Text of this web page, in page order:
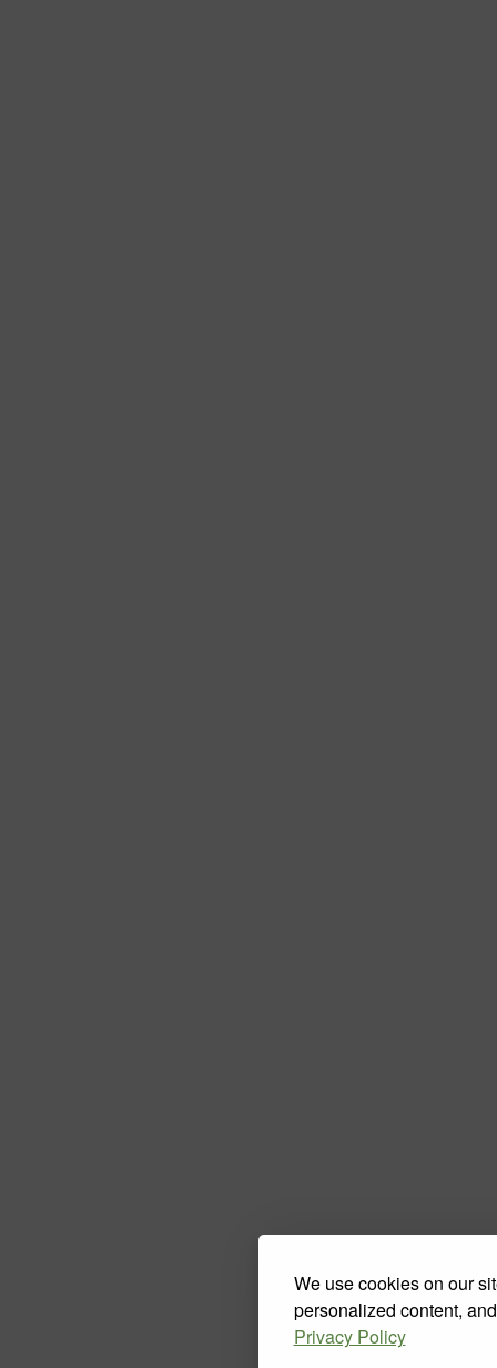
We use cookies on our
personalized content,
Privacy Policy